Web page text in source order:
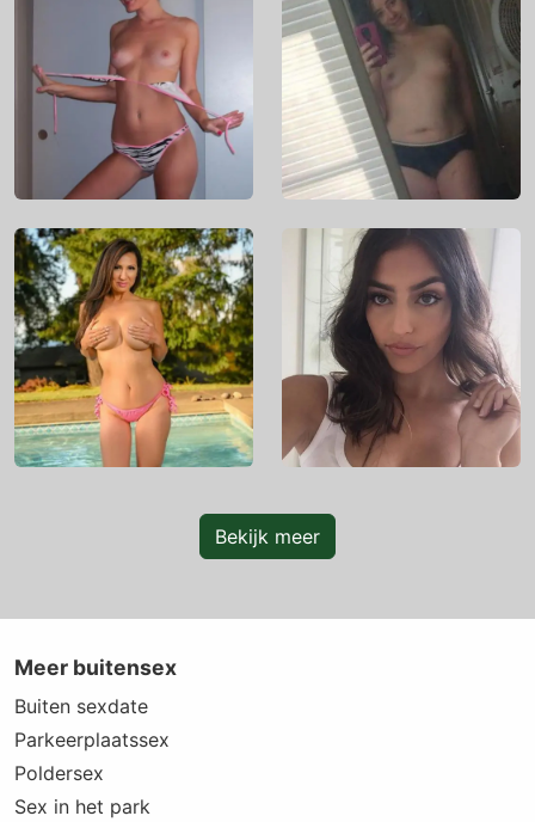
Bekijk meer
Meer buitensex
Buiten sexdate
Parkeerplaatssex
Poldersex
Sex in het park